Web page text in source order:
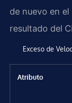
de nuevo en
resultado del
Exceso de
Atributo